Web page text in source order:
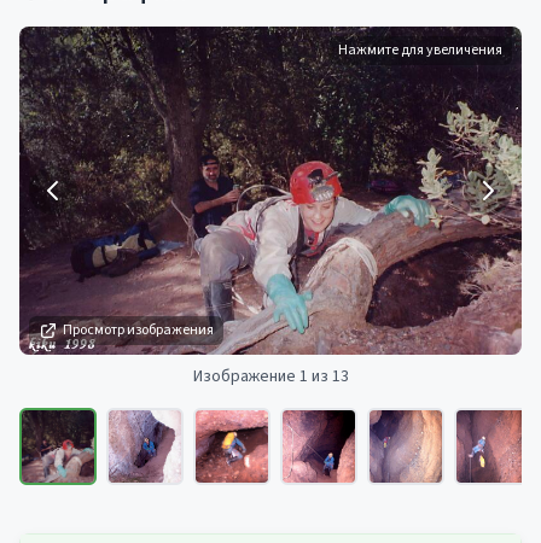
Просмотр изображения
Нажмите для увеличения
Изображение 1 из 13